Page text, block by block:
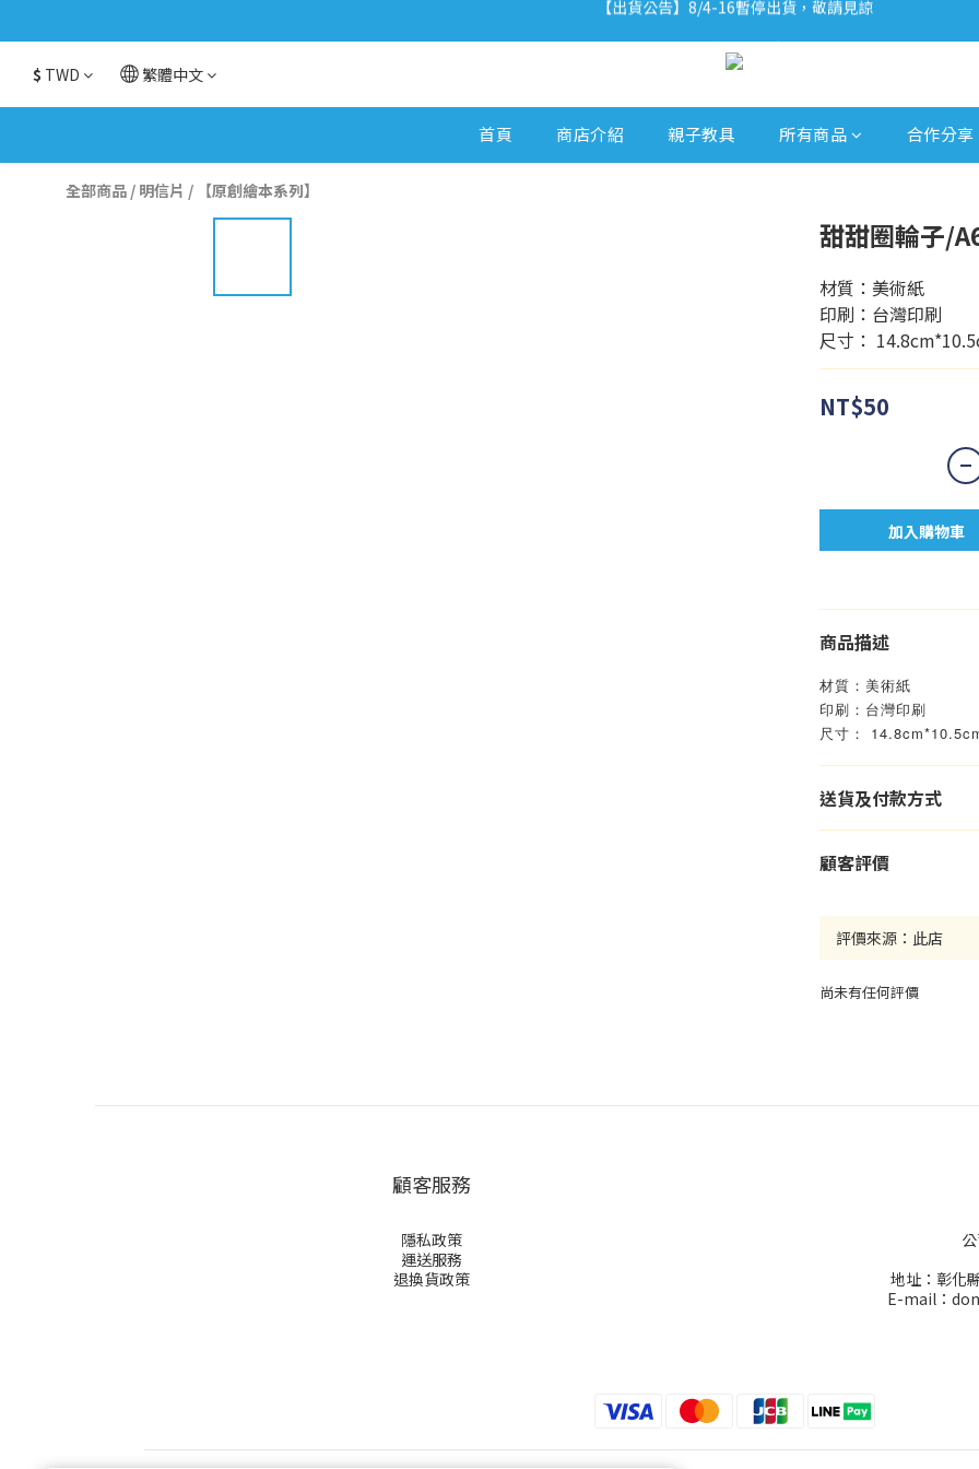
【出貨公告】8/4-16暫停出貨，敬請見諒
ʕ•͡ᴥ•ʔ 聽小恐龍故事 x 信義法雅客｜活動詳情請點我
$ TWD 繁體中文
首頁 商店介紹 親子教具 所有商品 合作分享
全部商品 / 明信片 / 【原創繪本系列】
甜甜圈輪子/
材質：美術紙
印刷：台灣印刷
尺寸：
NT$50
加入購物車
商品描述
材質：美術紙
印刷：台灣印刷
尺寸：
送貨及付款方式
顧客評價
尚未有任何評價
顧客服務
隱私政策
運送服務
退換貨政策
地址：彰化
E-mail：